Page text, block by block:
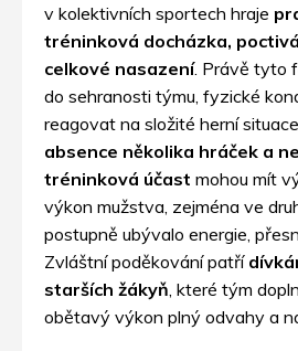
v kolektivních sportech hraje
tréninková docházka,
celkové nasazení. Právě tyto
do sehranosti týmu, fyzické
reagovat na složité herní
absence několika hráček a
tréninková účast mohou mít
výkon mužstva, zejména ve
postupně ubývalo energie,
Zvláštní poděkování patří
starších žákyň , které tým
obětavý výkon plný odvahy a